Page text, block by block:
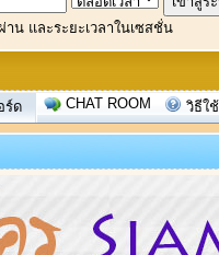
น และระยะเวลาในเซสชั่น
ร์ด CHAT ROOM วิธีใช้